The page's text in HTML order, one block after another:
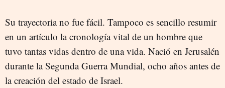
Su trayectoria no fue fácil. Tampoco es sencillo resumir
en un artículo la cronología vital de un hombre que
tuvo tantas vidas dentro de una vida. Nació en Jerusalén
durante la Segunda Guerra Mundial, ocho años antes de
la creación del estado de Israel.